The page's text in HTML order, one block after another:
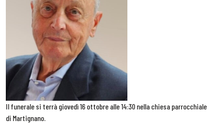
Il funerale si terrà giovedì 16 ottobre alle 14:30 nella chiesa parrocchiale
di Martignano.